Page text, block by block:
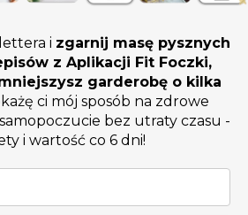
i zgarnij masę pysznych
z Aplikacji Fit Foczki,
garderobę o kilka
ci mój sposób na zdrowe
bez utraty czasu -
i wartość co 6 dni!